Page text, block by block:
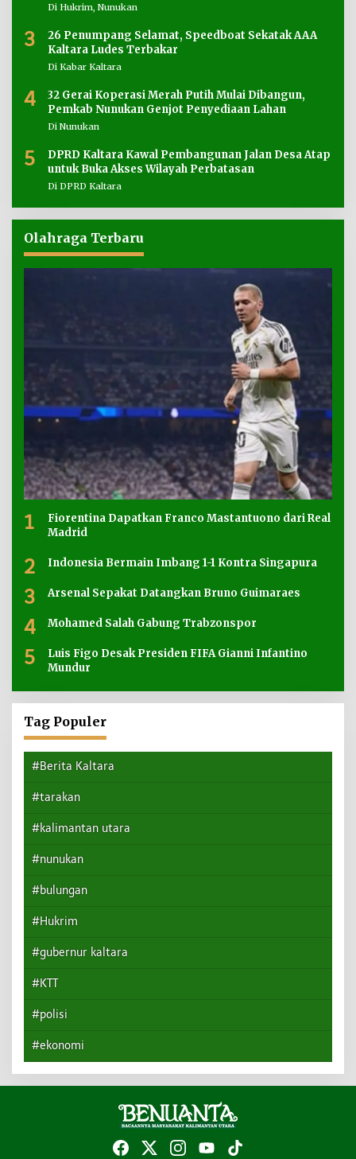
Di Hukrim, Nunukan
3
26 Penumpang Selamat, Speedboat Sekatak AAA
Kaltara Ludes Terbakar
Di Kabar Kaltara
4
32 Gerai Koperasi Merah Putih Mulai Dibangun,
Pemkab Nunukan Genjot Penyediaan Lahan
Di Nunukan
5
DPRD Kaltara Kawal Pembangunan Jalan Desa Atap
untuk Buka Akses Wilayah Perbatasan
Di DPRD Kaltara
Olahraga Terbaru
1
Fiorentina Dapatkan Franco Mastantuono dari Real
Madrid
2 Indonesia Bermain Imbang 1-1 Kontra Singapura
3 Arsenal Sepakat Datangkan Bruno Guimaraes
4 Mohamed Salah Gabung Trabzonspor
5
Luis Figo Desak Presiden FIFA Gianni Infantino
Mundur
Tag Populer
#Berita Kaltara
#tarakan
#kalimantan utara
#nunukan
#bulungan
#Hukrim
#gubernur kaltara
#KTT
#polisi
#ekonomi